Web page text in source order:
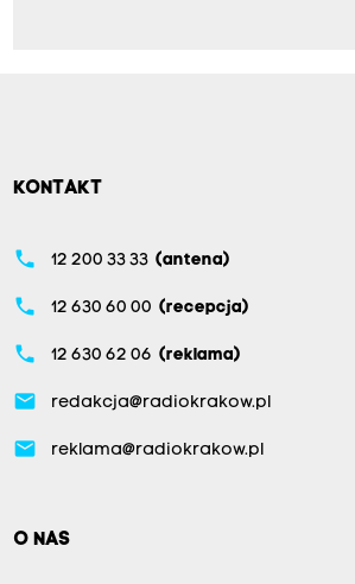
KONTAKT
phone 12 200 33 33 (antena)
phone 12 630 60 00 (recepcja)
phone 12 630 62 06 (reklama)
email redakcja@radiokrakow.pl
email reklama@radiokrakow.pl
O NAS